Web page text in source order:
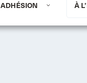
ADHÉSION À